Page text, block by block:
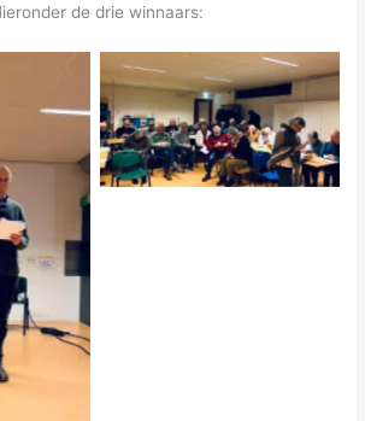
de drie winnaars:
opent de
Alle leden kiezen de winnaar
van de zaalprijs